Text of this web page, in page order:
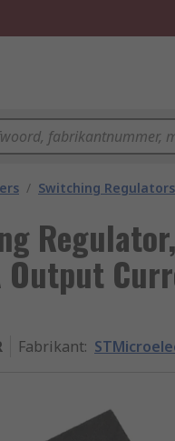
/ Switching Regulators
Fabrikant: